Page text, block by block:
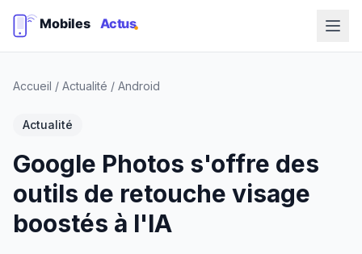
Accueil / Actualité / Android
Actualité
Google Photos s'offre des
outils de retouche visage
boostés à l'IA